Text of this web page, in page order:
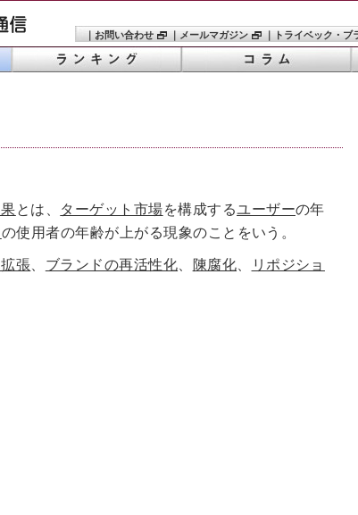
｜ お問い合わせ ｜ メールマガジン ｜ トライベック・ブ
とは、 ターゲット市場を構成するユーザーの年
の使用者の年齢が上がる現象のことをいう。
張 ブランドの再活性化 陳腐化
リポジショ